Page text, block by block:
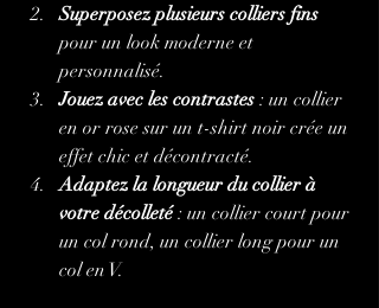
Superposez plusieurs colliers fins
pour un look moderne et
personnalisé.
Jouez avec les contrastes : un collier
en or rose sur un t-shirt noir crée un
effet chic et décontracté.
Adaptez la longueur du collier à
votre décolleté : un collier court pour
un col rond, un collier long pour un
col en V.